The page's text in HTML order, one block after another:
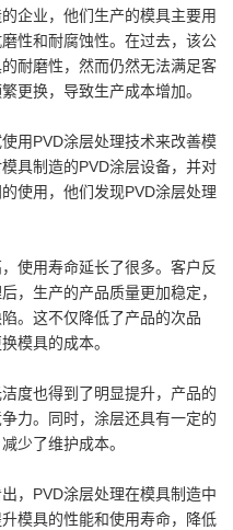
企业，他们生产的模具主要用
性和耐腐蚀性。在过去，该公
耐磨性，然而仍然无法满足客
更换，导致生产成本增加。
用PVD涂层处理技术来改善模
具制造的PVD涂层设备，并对
使用，他们发现PVD涂层处理
使用寿命延长了很多。客户反
，生产的产品质量更加稳定，
。这不仅降低了产品的次品
模具的成本。
度也得到了明显提升，产品的
力。同时，涂层还具有一定的
少了维护成本。
，PVD涂层处理在模具制造中
模具的性能和使用寿命，降低